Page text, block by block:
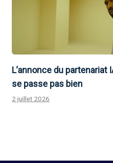
L’annonce du partenariat
se passe pas bien
2 juillet 2026